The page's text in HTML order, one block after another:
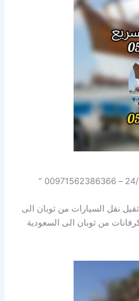
نقل السيارات من ثوبان الى
من ثوبان الى السعودية